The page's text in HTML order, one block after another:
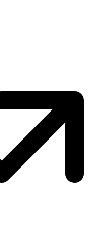
hier is.